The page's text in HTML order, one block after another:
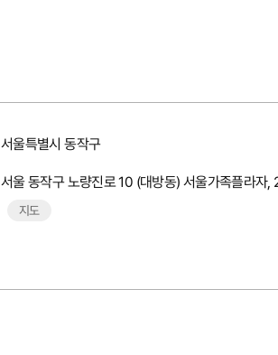
서울특별시 동작구
서울 동작구 노량진로 10 (대방동) 서울가족플라자,
지도